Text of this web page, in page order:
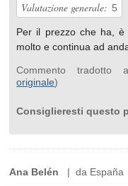
Valutazione generale: 5
Per il prezzo che ha,
molto e continua ad
Commento tradotto
originale)
Consiglieresti questo
Ana Belén | da España